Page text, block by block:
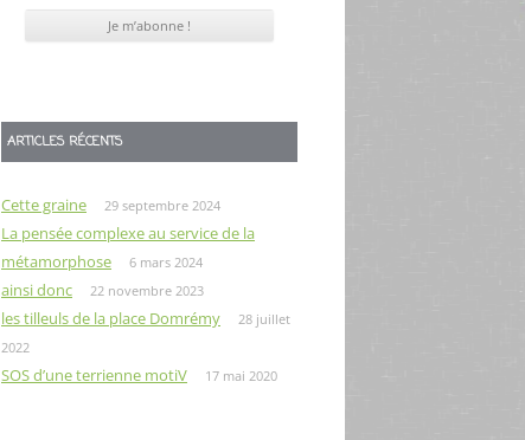
ARTICLES RÉCENTS
Cette graine 29 septembre 2024
La pensée complexe au service de la
métamorphose
6 mars 2024
ainsi donc 22 novembre 2023
les tilleuls de la place Domrémy
28 juillet
2022
SOS d’une terrienne motiV 17 mai 2020